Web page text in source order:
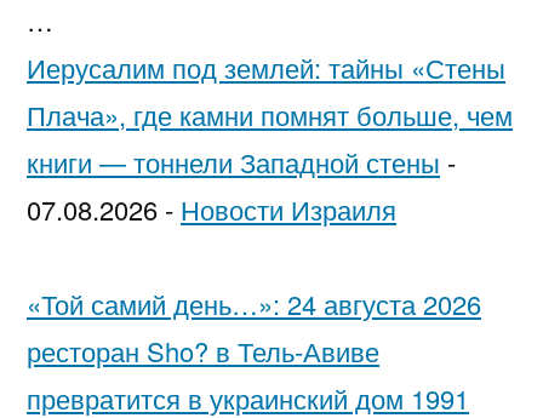
…
Иерусалим под землей: тайны «Стены
Плача», где камни помнят больше, чем
книги — тоннели Западной стены -
07.08.2026 - Новости Израиля
«Той самий день…»: 24 августа 2026
ресторан Sho? в Тель-Авиве
превратится в украинский дом 1991